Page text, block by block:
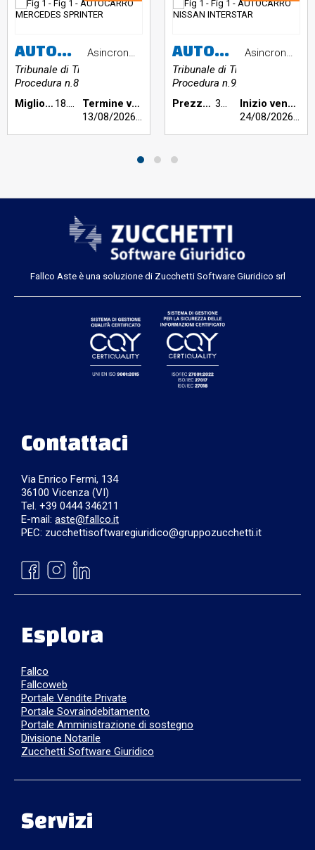
AUTOCARRO MERCEDES SPRINTER
Tribunale di Trento
Procedura n.831/2025
Asincrona telematica
Miglior offerta €: 18.400,00
Termine vendita:
13/08/2026h 12:00
AUTOCARRO NISSAN INTERSTAR
Tribunale di Trento
Procedura n.9/2025
Asincrona telematica
Prezzo base €: 300,00
Inizio vendita:
24/08/2026h
Fallco Aste è una soluzione di Zucchetti Software Giuridico srl
Contattaci
Via Enrico Fermi, 134
36100 Vicenza (VI)
Tel. +39 0444 346211
E-mail: aste@fallco.it
PEC: zucchettisoftwaregiuridico@gruppozucchetti.it
Esplora
Fallco
Fallcoweb
Portale Vendite Private
Portale Sovraindebitamento
Portale Amministrazione di sostegno
Divisione Notarile
Zucchetti Software Giuridico
Servizi